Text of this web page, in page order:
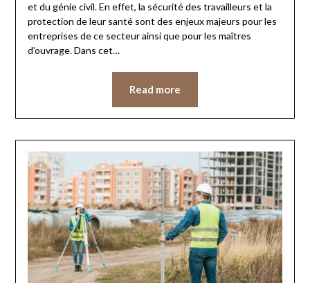
et du génie civil. En effet, la sécurité des travailleurs et la
protection de leur santé sont des enjeux majeurs pour les
entreprises de ce secteur ainsi que pour les maîtres
d’ouvrage. Dans cet…
Read more